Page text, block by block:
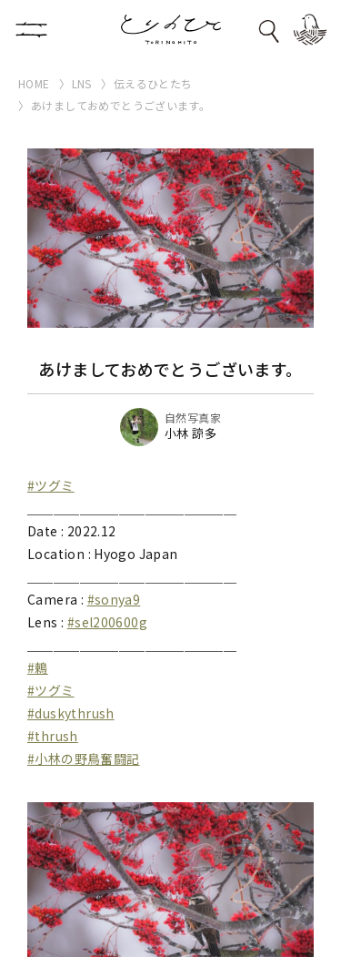
HOME LNS
伝えるひとたち
あけましておめでとうございます。
あけましておめでとうございます。
自然写真家
小林 諒多
#ツグミ
Date : 2022.12
Location : Hyogo Japan
Camera : #sonya9
Lens : #sel200600g
#鶫
#ツグミ
#duskythrush
#thrush
#小林の野鳥奮闘記